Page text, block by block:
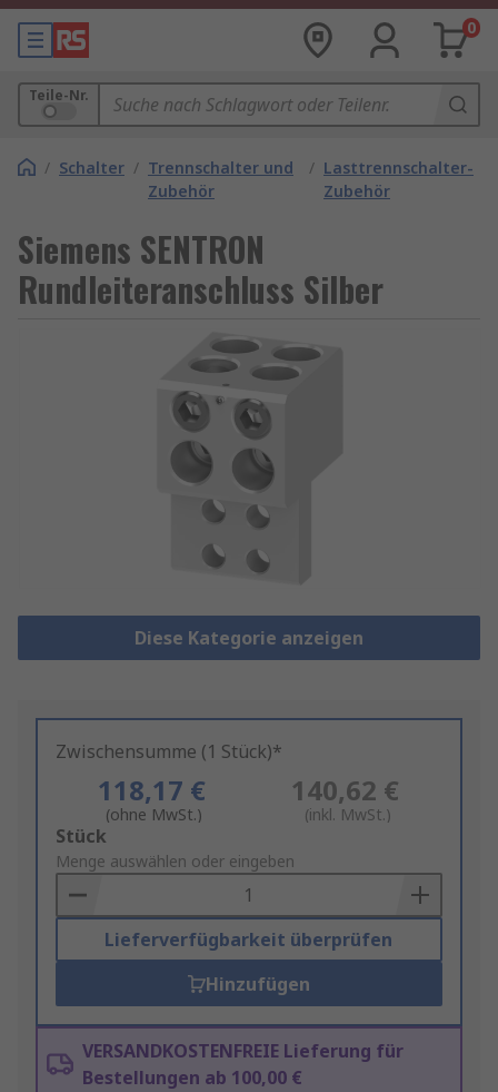
0
Teile-Nr.
/ Schalter / Trennschalter und
Zubehör
/ Lasttrennschalter-
Zubehör
Siemens SENTRON
Rundleiteranschluss Silber
Diese Kategorie anzeigen
Zwischensumme (1 Stück)*
118,17 €
(ohne MwSt.)
140,62 €
(inkl. MwSt.)
Add
to
Basket
Stück
Menge auswählen oder eingeben
Lieferverfügbarkeit überprüfen
Hinzufügen
VERSANDKOSTENFREIE Lieferung für
Bestellungen ab 100,00 €